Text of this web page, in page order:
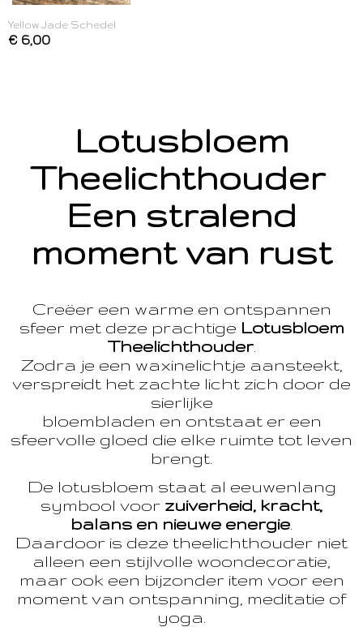
Yellow Jade Schedel
€ 6,00
Lotusbloem
Theelichthouder
Een stralend
moment van rust
Creëer een warme en ontspannen
sfeer met deze prachtige Lotusbloem
Theelichthouder.
Zodra je een waxinelichtje aansteekt,
verspreidt het zachte licht zich door de
sierlijke
bloembladen en ontstaat er een
sfeervolle gloed die elke ruimte tot leven
brengt.
De lotusbloem staat al eeuwenlang
symbool voor zuiverheid, kracht,
balans en nieuwe energie
Daardoor is deze theelichthouder niet
alleen een stijlvolle woondecoratie,
maar ook een bijzonder item voor een
moment van ontspanning, meditatie of
yoga.